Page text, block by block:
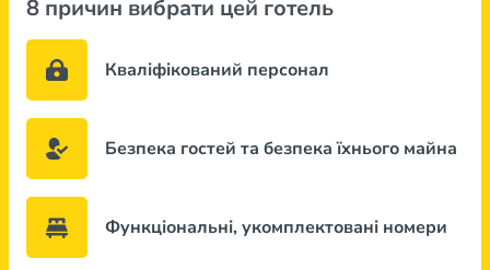
8 причин вибрати цей готель
Кваліфікований персонал
Безпека гостей та безпека їхнього майна
Функціональні, укомплектовані номери